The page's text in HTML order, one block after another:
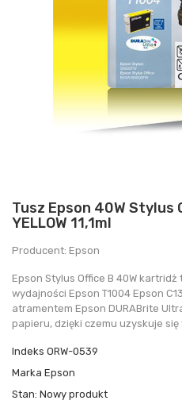
Tusz Epson 40W Stylus
YELLOW 11,1ml
Producent: Epson
Epson Stylus Office B 40W
wydajności Epson T1004 Epson
atramentem Epson DURABrite
papieru, dzięki czemu uzyskuje
Indeks ORW-0539
Marka Epson
Stan: Nowy produkt